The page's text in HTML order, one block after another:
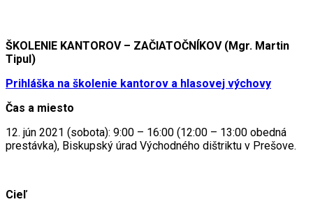
ŠKOLENIE KANTOROV – ZAČIATOČNÍKOV (Mgr. Martin
Tipul)
Prihláška na školenie kantorov a hlasovej výchovy
Čas a miesto
12. jún 2021 (sobota): 9:00 – 16:00 (12:00 – 13:00 obedná
prestávka), Biskupský úrad Východného dištriktu v Prešove.
Cieľ